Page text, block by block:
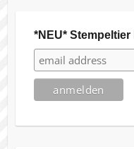
*NEU* Stempeltier